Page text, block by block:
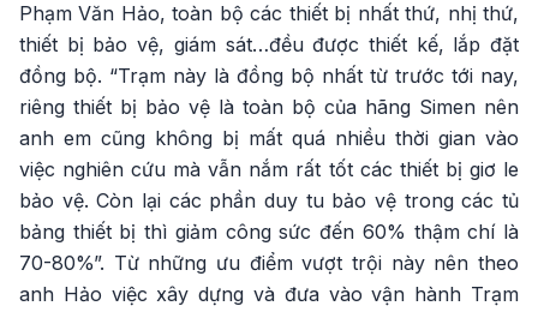
Phạm Văn Hảo, toàn bộ các thiết bị nhất thứ, nhị thứ,
thiết bị bảo vệ, giám sát…đều được thiết kế, lắp đặt
đồng bộ. “Trạm này là đồng bộ nhất từ trước tới nay,
riêng thiết bị bảo vệ là toàn bộ của hãng Simen nên
anh em cũng không bị mất quá nhiều thời gian vào
việc nghiên cứu mà vẫn nắm rất tốt các thiết bị giơ le
bảo vệ. Còn lại các phần duy tu bảo vệ trong các tủ
bảng thiết bị thì giảm công sức đến 60% thậm chí là
70-80%”. Từ những ưu điểm vượt trội này nên theo
anh Hảo việc xây dựng và đưa vào vận hành Trạm